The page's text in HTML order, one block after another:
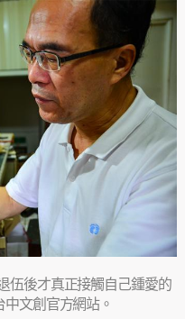
伍後才真正接觸自己鍾愛的
中文創官方網站。